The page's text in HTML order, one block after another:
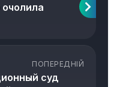
ПОПЕРЕДНІЙ
суд